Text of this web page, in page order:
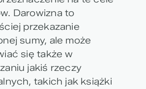
Darowizna to
przekazanie
sumy, ale może
się także w
jakiś rzeczy
takich jak książki